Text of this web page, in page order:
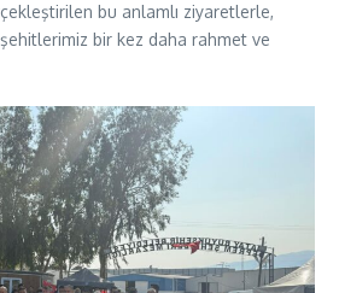
bu anlamlı ziyaretlerle,
şehitlerimiz bir kez daha rahmet ve